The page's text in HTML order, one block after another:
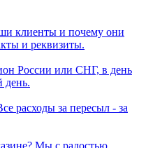
клиенты и почему они
и реквизиты.
России или СНГ, в день
день.
расходы за пересыл - за